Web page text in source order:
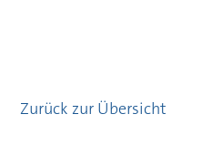
Zurück zur Übersicht